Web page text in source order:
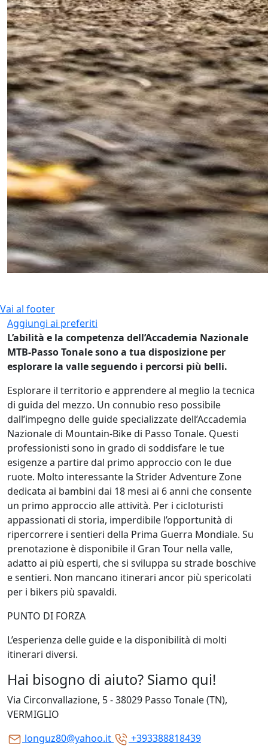
Vai al footer
Aggiungi ai preferiti
Hai bisogno di aiuto? Siamo qui!
Via Circonvallazione, 5 - 38029 Passo Tonale (TN),
VERMIGLIO
longuz80@yahoo.it
+393388818439
L’abilità e la competenza dell’Accademia Nazionale
MTB-Passo Tonale sono a tua disposizione per
esplorare la valle seguendo i percorsi più belli.
Esplorare il territorio e apprendere al meglio la tecnica
di guida del mezzo. Un connubio reso possibile
dall’impegno delle guide specializzate dell’Accademia
Nazionale di Mountain-Bike di Passo Tonale. Questi
professionisti sono in grado di soddisfare le tue
esigenze a partire dal primo approccio con le due
ruote. Molto interessante la Strider Adventure Zone
dedicata ai bambini dai 18 mesi ai 6 anni che consente
un primo approccio alle attività. Per i cicloturisti
appassionati di storia, imperdibile l’opportunità di
ripercorrere i sentieri della Prima Guerra Mondiale. Su
prenotazione è disponibile il Gran Tour nella valle,
adatto ai più esperti, che si sviluppa su strade boschive
e sentieri. Non mancano itinerari ancor più spericolati
per i bikers più spavaldi.
PUNTO DI FORZA
L’esperienza delle guide e la disponibilità di molti
itinerari diversi.